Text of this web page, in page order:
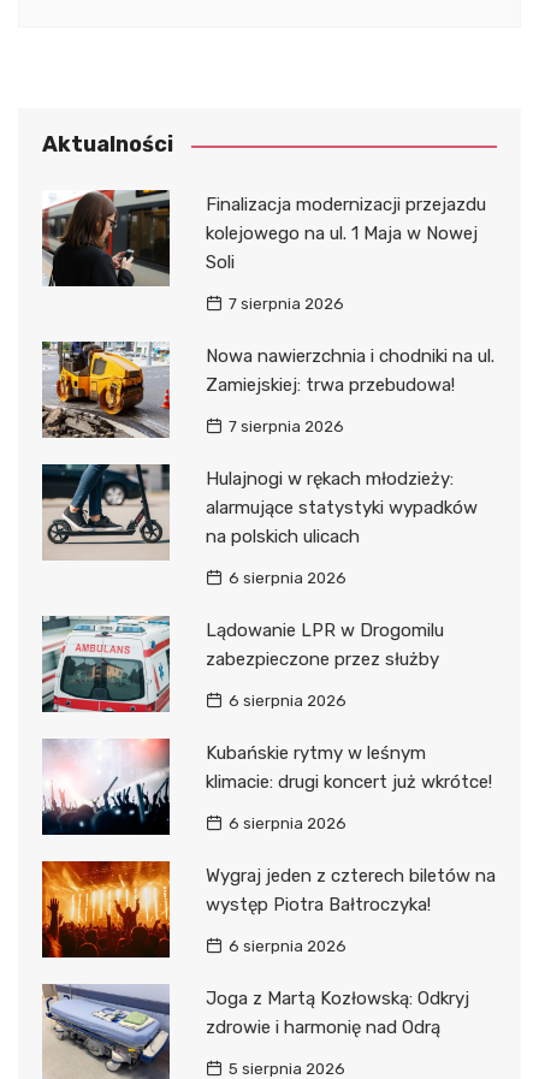
Aktualności
Finalizacja modernizacji przejazdu
kolejowego na ul. 1 Maja w Nowej
Soli
7 sierpnia 2026
Nowa nawierzchnia i chodniki na ul.
Zamiejskiej: trwa przebudowa!
7 sierpnia 2026
Hulajnogi w rękach młodzieży:
alarmujące statystyki wypadków
na polskich ulicach
6 sierpnia 2026
Lądowanie LPR w Drogomilu
zabezpieczone przez służby
6 sierpnia 2026
Kubańskie rytmy w leśnym
klimacie: drugi koncert już wkrótce!
6 sierpnia 2026
Wygraj jeden z czterech biletów na
występ Piotra Bałtroczyka!
6 sierpnia 2026
Joga z Martą Kozłowską: Odkryj
zdrowie i harmonię nad Odrą
5 sierpnia 2026